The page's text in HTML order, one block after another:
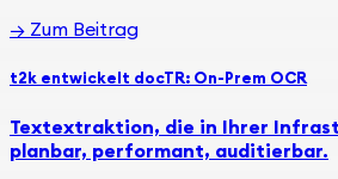
→ Zum Beitrag
t2k entwickelt docTR: On-Prem OCR
Textextraktion, die in Ihrer
planbar, performant, auditierbar.